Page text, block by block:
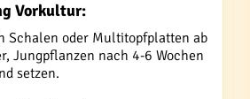
Vorkultur:
Schalen oder Multitopfplatten ab
Jungpflanzen nach 4-6 Wochen
setzen.